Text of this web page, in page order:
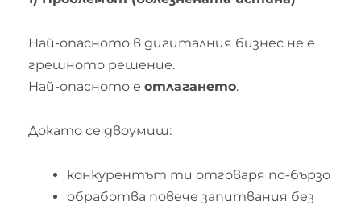
Най-опасното в дигиталния бизнес не е
грешното решение.
Най-опасното е отлагането.
Докато се двоумиш:
конкурентът ти отговаря по-бързо
обработва повече запитвания без